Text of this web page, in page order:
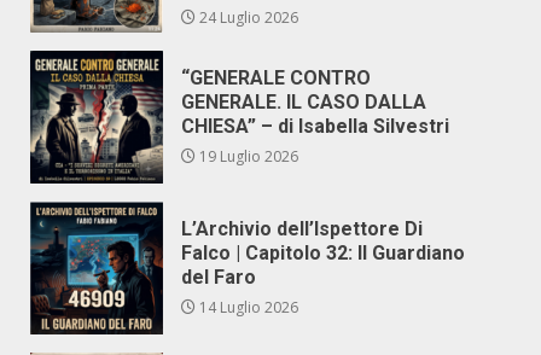
24 Luglio 2026
“GENERALE CONTRO
GENERALE. IL CASO DALLA
CHIESA” – di Isabella Silvestri
19 Luglio 2026
L’Archivio dell’Ispettore Di
Falco | Capitolo 32: Il Guardiano
del Faro
14 Luglio 2026